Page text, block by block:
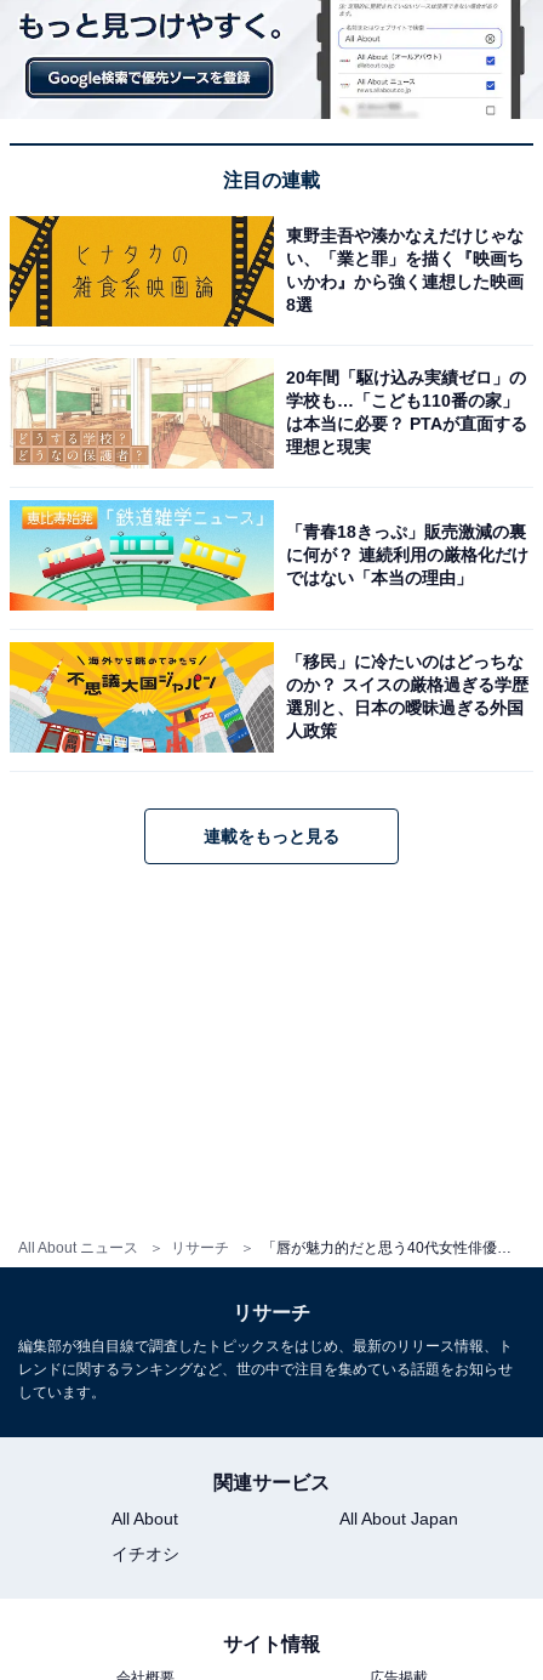
All About ニュース リサーチ
注目の連載
東野圭吾や湊かなえだけじゃな
い、「業と罪」を描く『映画ち
いかわ』から強く連想した映画
8選
20年間「駆け込み実績ゼロ」の
学校も…「こども110番の家」
は本当に必要？ PTAが直面する
理想と現実
「青春18きっぷ」販売激減の裏
に何が？ 連続利用の厳格化だけ
ではない「本当の理由」
「移民」に冷たいのはどっちな
のか？ スイスの厳格過ぎる学歴
選別と、日本の曖昧過ぎる外国
人政策
連載をもっと見る
リサーチ
編集部が独自目線で調査したトピックスをはじめ、最新のリリース情報、ト
レンドに関するランキングなど、世の中で注目を集めている話題をお知らせ
しています。
関連サービス
All About
All About Japan
イチオシ
サイト情報